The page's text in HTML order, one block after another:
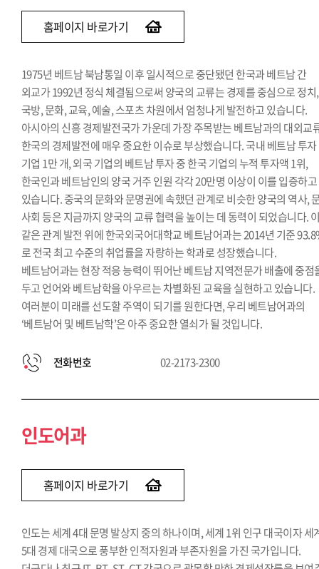
홈페이지 바로가기
1975년 베트남 북남통일 이후 일시적으로 중단됐던 한국과 베트남 간
외교가 1992년 정식 체결됨으로써 양국의 교류는 경제를 중심으로 정치,
국방, 문화, 교육, 예술, 스포츠 차원에서 엄청나게 발전하고 있습니다.
아시아의 신흥 경제발전국가 가운데 가장 주목받는 베트남과의 대외교
한국의 경제발전에 매우 중요한 이슈로 부상했습니다. 국내 베트남 투자
기업 1만 개, 외국 기업의 베트남 투자 중 한국 기업의 누적 투자액 1위,
한국인과 베트남인의 양국 거주 인원 각각 20만명 이상이 이를 입증하고
있습니다. 중국의 문화와 문명권에 속했던 관계로 비슷한 양국의 역사,
사회 등은 지금까지 양국의 교류 협력을 높이는 데 동력이 되었습니다.
같은 관계 발전 위에 한국외국어대학교 베트남어과는 2014년 기준
로 전국 최고 수준의 취업률을 자랑하는 학과로 성장했습니다.
베트남어과는 현장 적응 능력이 뛰어난 베트남 지역전문가 배출에 중점
두고 언어와 베트남학을 아우르는 차별화된 교육을 실현하고 있습니다.
여러분이 미래를 선도할 주역이 되기를 원한다면, 우리 베트남어과의
‘베트남어 및 베트남학’은 아주 중요한 열쇠가 될 것입니다.
전화번호 02-2173-2300
인도어과
홈페이지 바로가기
인도는 세계 4대 문명 발상지 중의 하나이며, 세계 1위 인구 대국이자 세
5대 경제 대국으로 풍부한 인적자원과 부존자원을 가진 국가입니다.